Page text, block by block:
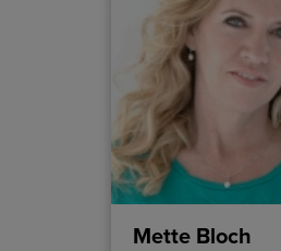
Mette Bloch